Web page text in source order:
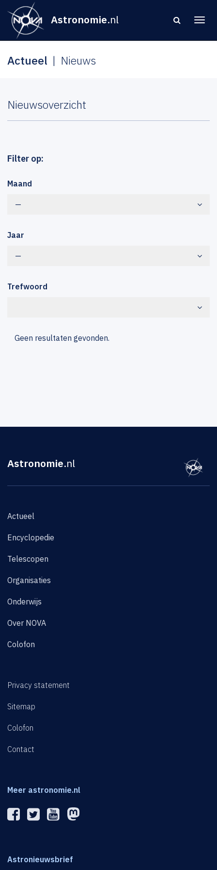
Astronomie.nl
Actueel Nieuws
Nieuwsoverzicht
Filter op:
Maand
—
Jaar
—
Trefwoord
Geen resultaten gevonden.
Astronomie.nl
Actueel
Encyclopedie
Telescopen
Organisaties
Onderwijs
Over NOVA
Colofon
Privacy statement
Sitemap
Colofon
Contact
Meer astronomie.nl
Astronieuwsbrief